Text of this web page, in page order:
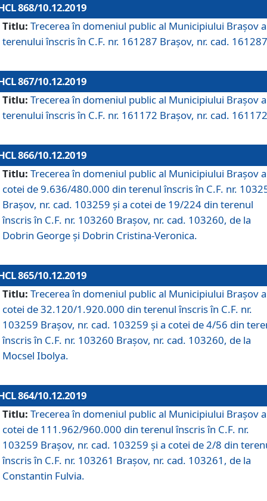
868/10.12.2019
Titlu: Trecerea în domeniul public al Municipiului Braşov a
terenului înscris în C.F. nr. 161287 Brașov, nr. cad.
867/10.12.2019
Titlu: Trecerea în domeniul public al Municipiului Braşov a
terenului înscris în C.F. nr. 161172 Brașov, nr. cad.
866/10.12.2019
Titlu: Trecerea în domeniul public al Municipiului Braşov a
cotei de 9.636/480.000 din terenul înscris în C.F. nr.
Brașov, nr. cad. 103259 și a cotei de 19/224 din terenul
înscris în C.F. nr. 103260 Brașov, nr. cad. 103260, de la
Dobrin George și Dobrin Cristina-Veronica.
865/10.12.2019
Titlu: Trecerea în domeniul public al Municipiului Braşov a
cotei de 32.120/1.920.000 din terenul înscris în C.F. nr.
103259 Brașov, nr. cad. 103259 și a cotei de 4/56 din
înscris în C.F. nr. 103260 Brașov, nr. cad. 103260, de la
Mocsel Ibolya.
864/10.12.2019
Titlu: Trecerea în domeniul public al Municipiului Braşov a
cotei de 111.962/960.000 din terenul înscris în C.F. nr.
103259 Brașov, nr. cad. 103259 și a cotei de 2/8 din
înscris în C.F. nr. 103261 Brașov, nr. cad. 103261, de la
Constantin Fulvia.